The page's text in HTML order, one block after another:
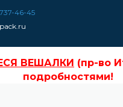
46-45
ВЕШАЛКИ (пр-во
подробностями!
(пр-во Италия),